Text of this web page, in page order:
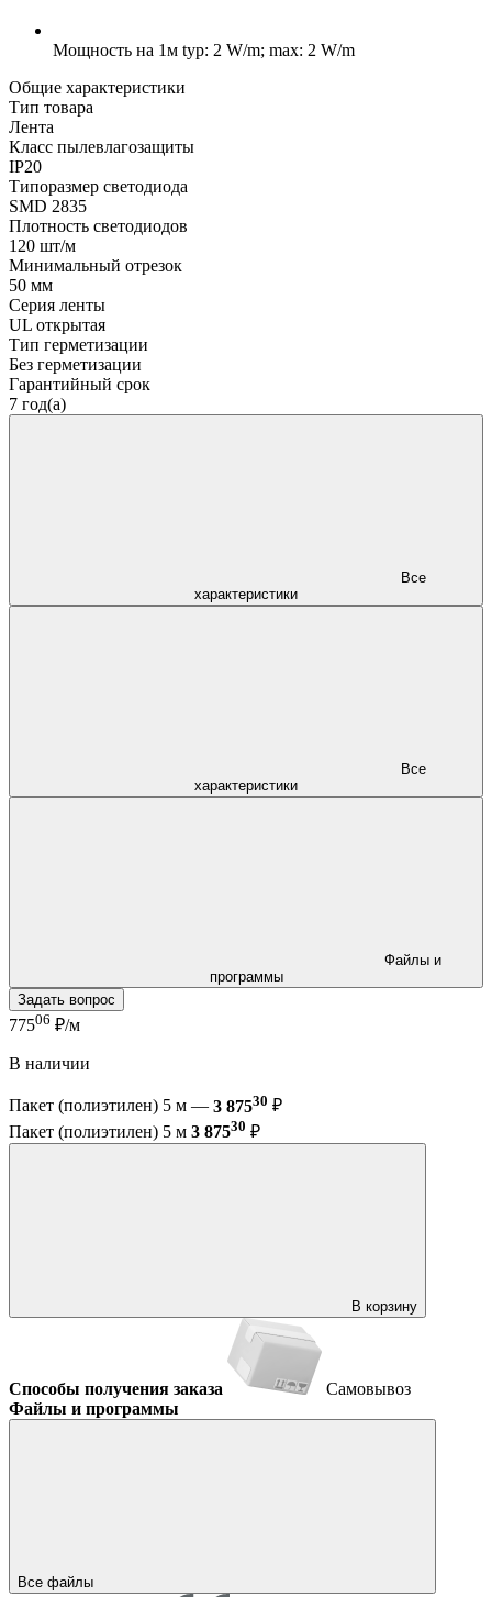
Мощность на 1м typ: 2 W/m; max: 2 W/m
Общие характеристики
Тип товара
Лента
Класс пылевлагозащиты
IP20
Типоразмер светодиода
SMD 2835
Плотность светодиодов
120 шт/м
Минимальный отрезок
50 мм
Серия ленты
UL открытая
Тип герметизации
Без герметизации
Гарантийный срок
7 год(а)
характеристики
характеристики
программы
Задать вопрос
77506 ₽/м
В наличии
Пакет (полиэтилен) 5 м — 3 87530 ₽
Пакет (полиэтилен) 5 м 3 87530 ₽
В корзину
Способы получения заказа
Самовывоз
Файлы и программы
Все файлы